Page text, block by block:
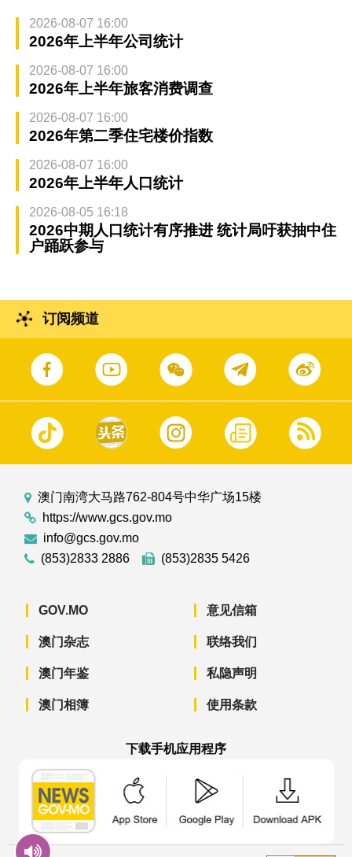
2026-08-07 16:00
2026年上半年公司统计
2026-08-07 16:00
2026年上半年旅客消费调查
2026-08-07 16:00
2026年第二季住宅楼价指数
2026-08-07 16:00
2026年上半年人口统计
2026-08-05 16:18
2026中期人口统计有序推进 统计局吁获抽中住
户踊跃参与
订阅频道
澳门南湾大马路762-804号中华广场15楼
https://www.gcs.gov.mo
info@gcs.gov.mo
(853)2833 2886
(853)2835 5426
GOV.MO
澳门杂志
澳门年鉴
澳门相簿
意见信箱
联络我们
私隐声明
使用条款
下载手机应用程序